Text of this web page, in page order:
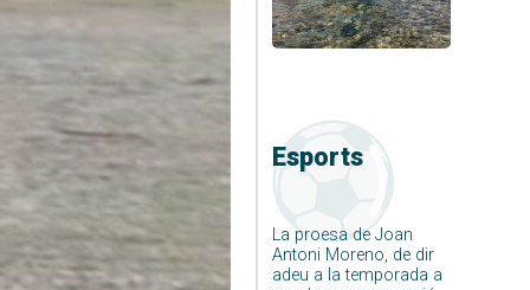
Esports
La proesa de Joan
Antoni Moreno, de dir
adeu a la temporada a